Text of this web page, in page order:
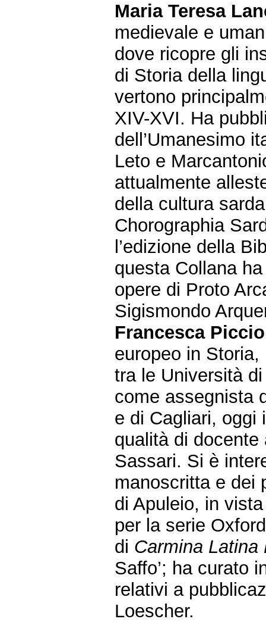
Maria Teresa
medievale e
dove ricopre gli
di Storia della
vertono
XIV-XVI. Ha
dell’Umanesimo
Leto e
attualmente
della cultura
Chorographia
l’edizione della
questa Collana
opere di Proto
Sigismondo
Francesca
europeo in
tra le Università
come assegnista
e di Cagliari, oggi
qualità di docente
Sassari. Si è
manoscritta e dei
di Apuleio, in
per la serie
di Carmina
Saffo’; ha curato
relativi a
Loescher.